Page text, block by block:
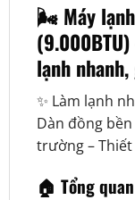
🌬️ Máy
lạnh
✨ Làm lạnh
Dàn đồng
trường – Thiết
🏠 Tổng